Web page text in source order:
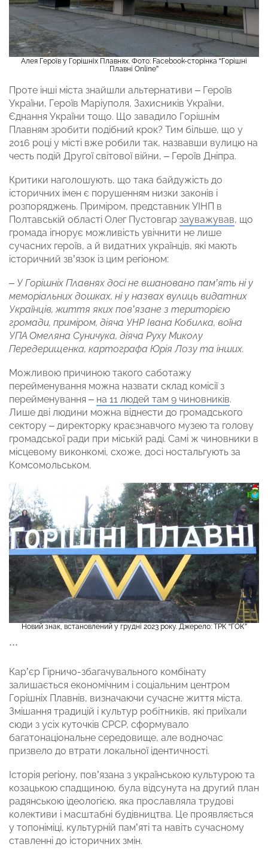
Алея Героїв у Горішніх Плавнях. Фото: Facebook-сторінка “Горішні
Плавні Online”
Проте інші міста знайшли альтернативи – Героїв
України, Героїв Маріуполя, Захисників України,
Єднання України тощо. Що завадило Горішнім
Плавням зробити подібний крок? Тим більше, що у
2016 році у місті вже робили так, назвавши вулицю на
честь подій Другої світової війни, – Героїв Дніпра.
Критики наголошують, що така байдужість до
історичних імен є порушенням низки законів і
розпоряджень. Приміром, представник УІНП в
Полтавській області Олег Пустовгар зауважував, що
громада ігнорує можливість увічнити не лише
сучасних героїв, а й видатних українців, які мають
історичний зв’язок із цим регіоном:
– У Горішніх Плавнях досі не вшановано пам’ять ні у
меморіальних дошках, ні у назвах вулиць видатних
Українців, життя яких пов’язане з територією
громади, приміром, діяча УНР Івана Кобилка, воїна
УПА Омеляна Суничука, діяча Руху Миколу
Передерищенка, картографа Юрія Лозу та інших.
Можливою причиною такого саботажу
перейменування можна назвати склад комісії з
перейменування – на 11 людей там 9 чиновників.
Лише дві людини можна віднести до громадського
сектору – директорку краєзнавчого музею та голову
громадської ради при міській раді. Самі ж чиновники в
місцевому виконкомі, схоже, досі ностальгують за
Комсомольськом.
Новий знак, встановлений у грудні 2023 року. Джерело: ТРК “ГОК”
***
Кар’єр Гірничо-збагачувального комбінату
залишається економічним і соціальним центром
Горішніх Плавнів, визначаючи сучасне життя міста.
Змішання традицій і культур робітників, які приїхали
сюди з усіх куточків СРСР, сформувало
багатонаціональне середовище, але водночас
призвело до втрати локальної ідентичності.
Історія регіону, пов’язана з українською культурою та
козацькою спадщиною, була відсунута на другий план
радянською ідеологією, яка прославляла трудові
колективи і масштабні будівництва. Це проявляється
у топоніміці, культурній пам’яті та навіть сучасному
ставленні до історичних змін.